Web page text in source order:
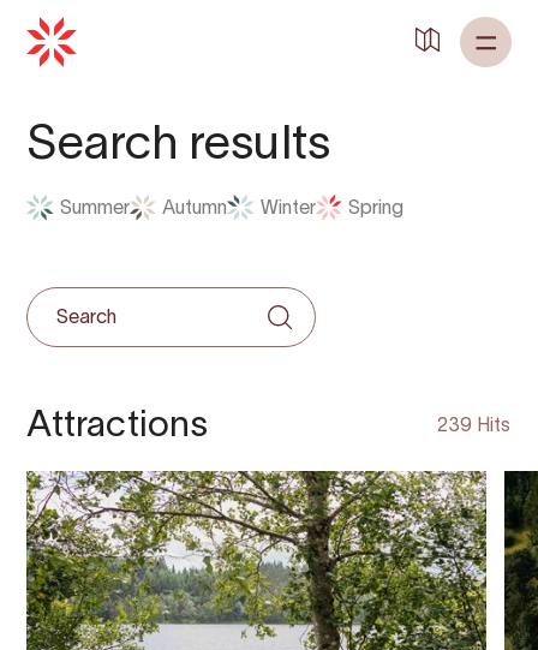
Search results
Summer Autumn Winter Spring
Attractions 239 Hits